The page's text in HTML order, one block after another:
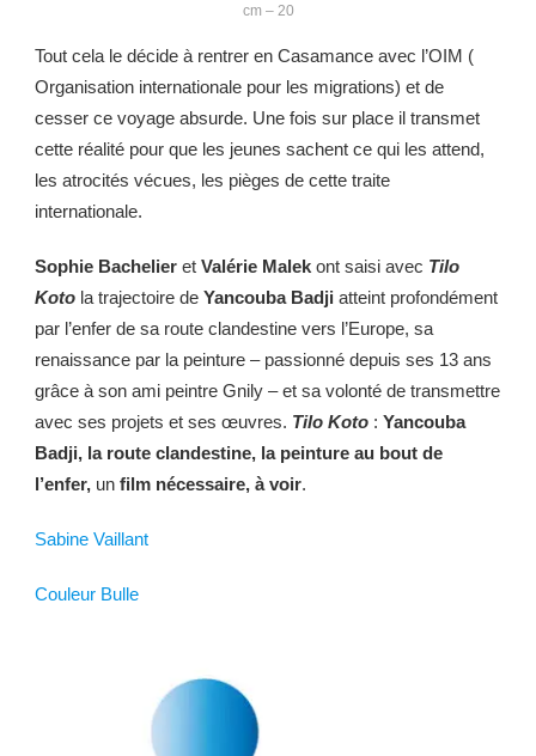
cm – 20
Tout cela le décide à rentrer en Casamance avec l’OIM (
Organisation internationale pour les migrations) et de
cesser ce voyage absurde. Une fois sur place il transmet
cette réalité pour que les jeunes sachent ce qui les attend,
les atrocités vécues, les pièges de cette traite
internationale.
Sophie Bachelier et Valérie Malek ont saisi avec Tilo
Koto la trajectoire de Yancouba Badji atteint profondément
par l’enfer de sa route clandestine vers l’Europe, sa
renaissance par la peinture – passionné depuis ses 13 ans
grâce à son ami peintre Gnily – et sa volonté de transmettre
avec ses projets et ses œuvres. Tilo Koto : Yancouba
Badji, la route clandestine, la peinture au bout de
l’enfer, un film nécessaire, à voir.
Sabine Vaillant
Couleur Bulle